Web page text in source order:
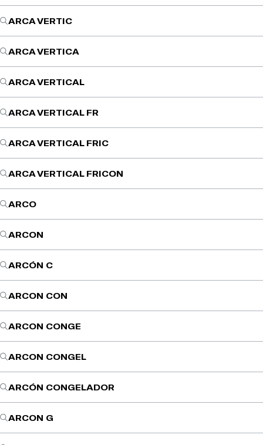
ARCA VERTIC
ARCA VERTICA
ARCA VERTICAL
ARCA VERTICAL FR
ARCA VERTICAL FRIC
ARCA VERTICAL FRICON
ARCO
ARCON
ARCÓN C
ARCON CON
ARCON CONGE
ARCON CONGEL
ARCÓN CONGELADOR
ARCON G